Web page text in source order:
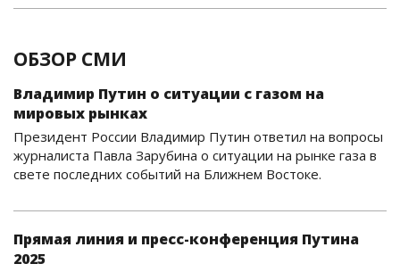
ОБЗОР СМИ
Владимир Путин о ситуации с газом на
мировых рынках
Президент России Владимир Путин ответил на вопросы
журналиста Павла Зарубина о ситуации на рынке газа в
свете последних событий на Ближнем Востоке.
Прямая линия и пресс-конференция Путина
2025